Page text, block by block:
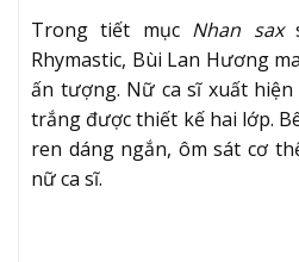
Trong tiết mục Nhan sax
Rhymastic, Bùi Lan Hương
ấn tượng. Nữ ca sĩ xuất
trắng được thiết kế hai lớp.
ren dáng ngắn, ôm sát cơ
nữ ca sĩ.